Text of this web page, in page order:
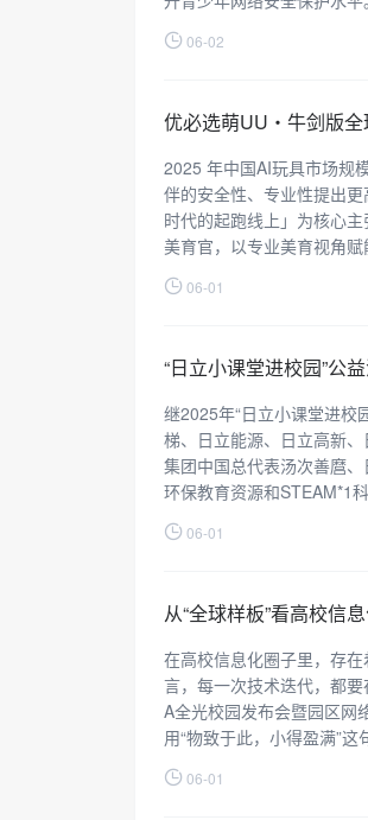
06-02
优必选萌UU・牛剑版
2025 年中国AI玩具市场规
伴的安全性、专业性提出
时代的起跑线上」为核心
美育官，以专业美育视角赋
06-01
“日立小课堂进校园”公
继2025年“日立小课堂进校
梯、日立能源、日立高新
集团中国总代表汤次善麿
环保教育资源和STEAM*1
06-01
从“全球样板”看高校信
在高校信息化圈子里，存
言，每一次技术迭代，都
A全光校园发布会暨园区网
用“物致于此，小得盈满”
06-01